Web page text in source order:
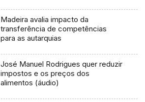
Madeira avalia impacto da
transferência de competências
para as autarquias
José Manuel Rodrigues quer reduzir
impostos e os preços dos
alimentos (áudio)